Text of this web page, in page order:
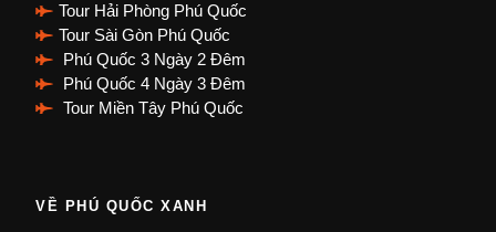
Tour Hải Phòng Phú Quốc
Tour Sài Gòn Phú Quốc
Phú Quốc 3 Ngày 2 Đêm
Phú Quốc 4 Ngày 3 Đêm
Tour Miền Tây Phú Quốc
VỀ PHÚ QUỐC XANH